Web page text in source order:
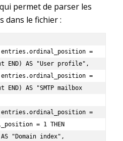
permet de parser les
dans le fichier :
entries.ordinal_position =
END) AS "User profile",
END) AS "SMTP mailbox
= 1 THEN
"Domain index",